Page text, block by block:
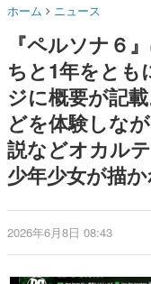
ゲームに
日本のコ
画です。
日本モ
日本のモ
ルを網羅
解説を掲
若ゲの
『うつヌ
一先生に
なん
ゲーム開
具体的な
なじみの緩衝材が会社の
ホーム ニュース
『ペルソナ６
ちと1年をと
ジに概要が記
どを体験しな
説などオカル
少年少女が描
2026年6月8日 08:43